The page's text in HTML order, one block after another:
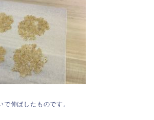
伸ばしたものです。